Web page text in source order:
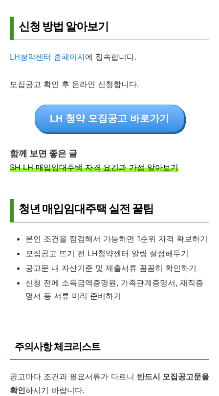
신청 방법 알아보기
LH청약센터 홈페이지에 접속합니다.
모집공고 확인 후 온라인 신청합니다.
LH 청약 모집공고 바로가기
함께 보면 좋은 글
SH LH 매입임대주택 자격 요건과 가점 알아보기
청년 매입임대주택 실전 꿀팁
본인 조건을 점검해서 가능하면 1순위 자격 확보하기
모집공고 뜨기 전 LH청약센터 알림 설정해두기
공고문 내 자산기준 및 제출서류 꼼꼼히 확인하기
신청 전에 소득금액증명원, 가족관계증명서, 재직증
명서 등 서류 미리 준비하기
주의사항 체크리스트
공고마다 조건과 필요서류가 다르니 반드시 모집공고문을
확인하시기 바랍니다.